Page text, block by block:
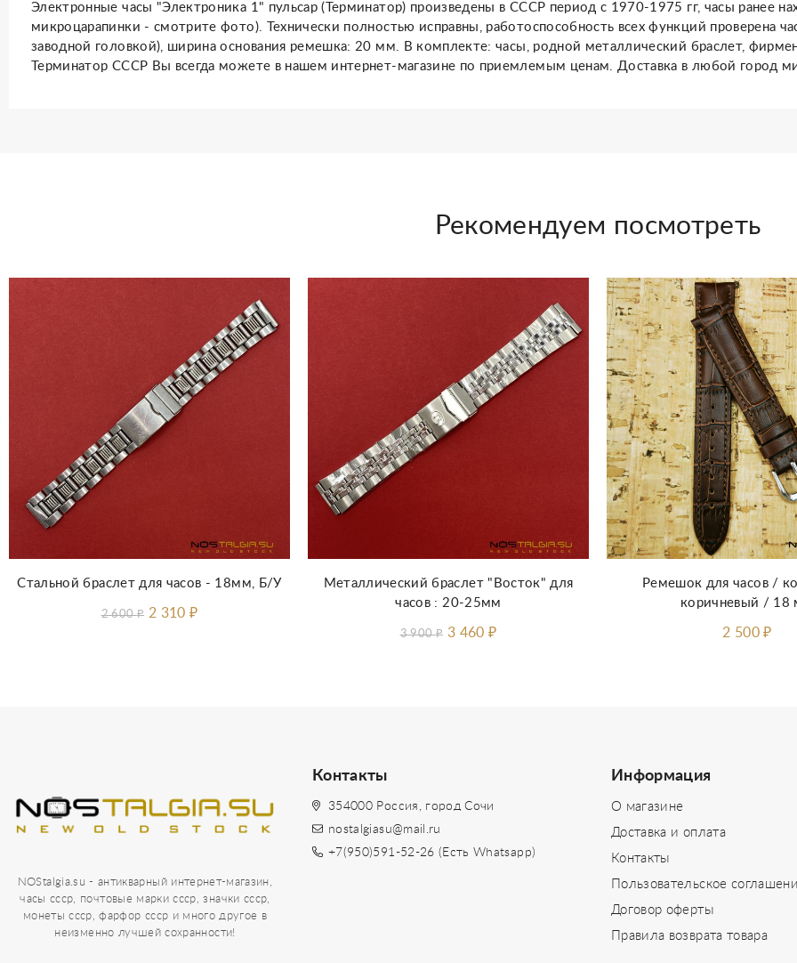
Электронные часы "Электроника 1" пульсар (Терминатор) произведены в СССР период с 1970-1975 гг, часы ранее
микроцарапинки - смотрите фото). Технически полностью исправны, работоспособность всех функций
заводной головкой), ширина основания ремешка: 20 мм. В комплекте: часы, родной металлический браслет,
Терминатор СССР Вы всегда можете в нашем интернет-магазине по приемлемым ценам. Доставка в любой город
Рекомендуем посмотреть
Стальной браслет для часов - 18мм, Б/У
2 600₽ 2 310₽
Металлический браслет "Восток" для
часов : 20-25мм
3 900₽ 3 460₽
Ремешок для часов /
коричневый / 18
2 500₽
NOStalgia.su - антикварный интернет-магазин,
часы ссср, почтовые марки ссср, значки ссср,
монеты ссср, фарфор ссср и много другое в
неизменно лучшей сохранности!
Контакты
354000 Россия, город Сочи
nostalgiasu@mail.ru
+7(950)591-52-26 (Есть Whatsapp)
Информация
О магазине
Доставка и оплата
Контакты
Пользовательское
Договор оферты
Правила возврата товара